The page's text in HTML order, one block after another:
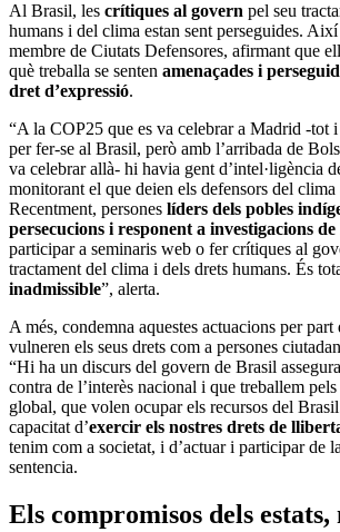
Al Brasil, les crítiques al govern pel seu
humans i del clima estan sent perseguides.
membre de Ciutats Defensores, afirmant que
què treballa se senten amenaçades i
dret d’expressió.
“A la COP25 que es va celebrar a Madrid -tot i
per fer-se al Brasil, però amb l’arribada de
va celebrar allà- hi havia gent d’intel·ligència
monitorant el que deien els defensors del clima
Recentment, persones líders dels pobles
persecucions i responent a investigacions
participar a seminaris web o fer crítiques al
tractament del clima i dels drets humans. És
inadmissible”, alerta.
A més, condemna aquestes actuacions per
vulneren els seus drets com a persones
“Hi ha un discurs del govern de Brasil
contra de l’interès nacional i que treballem
global, que volen ocupar els recursos del
capacitat d’exercir els nostres drets de
tenim com a societat, i d’actuar i participar de
sentencia.
Els compromisos dels